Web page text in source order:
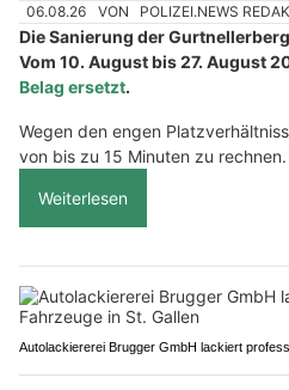
06.08.26 VON POLIZEI.NEWS
Die Sanierung der
Vom 10. August bis 27. August
Belag ersetzt.
Wegen den engen
von bis zu 15 Minuten zu rechnen.
Weiterlesen
Autolackiererei Brugger GmbH lackiert